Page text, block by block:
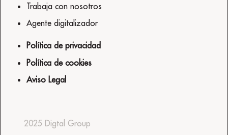
Trabaja con nosotros
Agente digitalizador
Política de privacidad
Política de cookies
Aviso Legal
2025 Digtal Group